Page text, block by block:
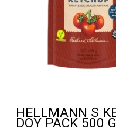
HELLMANN S
DOY PACK 500